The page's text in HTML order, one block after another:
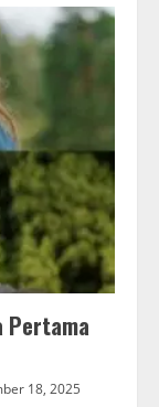
Pertama
18, 2025